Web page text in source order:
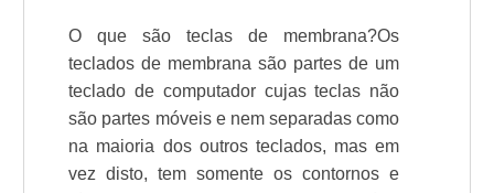
O que são teclas de membrana?Os
teclados de membrana são partes de um
teclado de computador cujas teclas não
são partes móveis e nem separadas como
na maioria dos outros teclados, mas em
vez disto, tem somente os contornos e